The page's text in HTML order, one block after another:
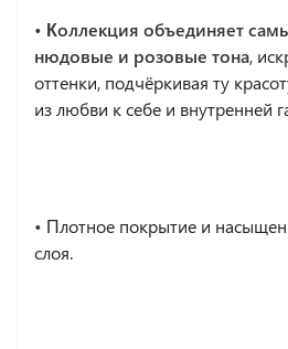
• Коллекция объединяет
нюдовые и розовые тона,
оттенки, подчёркивая ту
из любви к себе и внутренней
• Плотное покрытие и
слоя.